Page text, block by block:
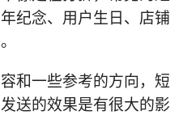
纪念、用户生日、店铺
和一些参考的方向，短
送的效果是有很大的影